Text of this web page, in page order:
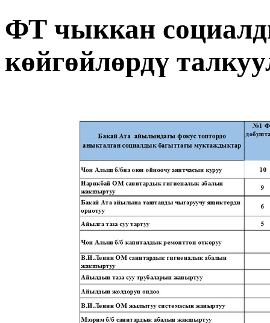
ФТ чыккан
көйгөйлөрдү